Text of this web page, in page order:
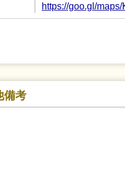
https://goo.gl/
備考